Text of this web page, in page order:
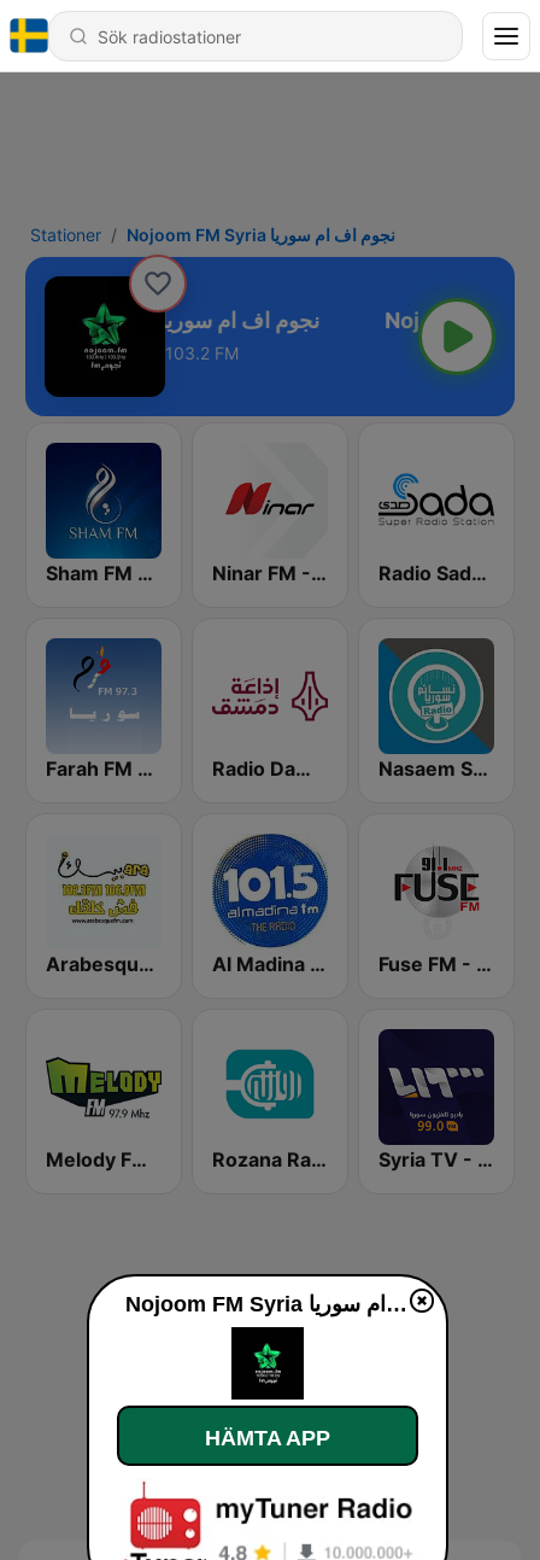
Stationer Nojoom FM Syria نجوم اف ام سوريا
Nojoom FM Syria نجوم اف ام سوريا
103.2 FM
Sham FM - إذاعة شام إف إم Ninar FM - نينار اف ام Radio Sada (راديو صدى)
Farah FM - فرح إف إم Radio Damascus - راديو دمشق Nasaem Syria Radio - راديو نسائم سوريا
Arabesque FM - أرابيسك اف ام Al Madina FM - المدينة Fuse FM - فيوز اف ام
Melody FM (ميلودي إف إم) Rozana Radio Syria TV - راديو تلفزيون سوريا
Nojoom FM Syria نجوم اف ام سوريا
HÄMTA APP